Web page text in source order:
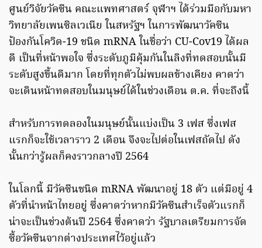
ศูนย์วิจัยวัคซีน คณะแพทศาสตร์ จุฬาฯ ได้ร่วมมือกับมหา
วิทยาลัยเพนซิลเวเนีย ในสหรัฐฯ ในการพัฒนาวัคซีน
ป้องกันโควิด-19 ชนิด mRNA ในชื่อว่า CU-Cov19 ได้ผล
ดี เป็นที่หน้าพอใจ ซึ่งระดับภูมิคุ้มกันในลิงที่ทดสอบนั้นมี
ระดับสูงขึ้นดีมาก โดยที่ทุกตัวไม่พบผลข้างเคียง คาดว่า
จะเดินหน้าทดสอบในมนุษย์ได้ในช่วงเดือน ต.ค. ที่จะถึงนี้
สำหรับการทดลองในมนุษย์นั้นแบ่งเป็น 3 เฟส ซึ่งเฟส
แรกก็จะใช้เวลาราว 2 เดือน จึงจะไปต่อในเฟสถัดไป ดัง
นั้นกว่ารู้ผลก็คงราวกลางปี 2564
ในโลกนี้ มีวัคซีนชนิด mRNA พัฒนาอยู่ 18 ตัว แต่มีอยู่ 4
ตัวที่นำหน้าไทยอยู่ ซึ่งคาดว่าหากมีวัคซีนสำเร็จตัวแรกก็
น่าจะเป็นช่วงต้นปี 2564 ซึ่งคาดว่า รัฐบาลเตรียมการจัด
ซื้อวัคซีนจากต่างประเทศไว้อยู่แล้ว